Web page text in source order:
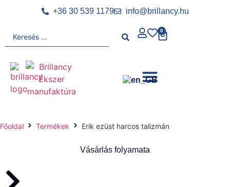
+36 30 539 1179 info@brillancy.hu
0
Főoldal Termékek Erik ezüst harcos talizmán
Vásárlás folyamata